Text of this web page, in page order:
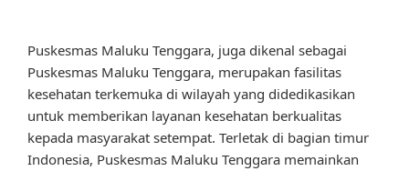
Puskesmas Maluku Tenggara, juga dikenal sebagai
Puskesmas Maluku Tenggara, merupakan fasilitas
kesehatan terkemuka di wilayah yang didedikasikan
untuk memberikan layanan kesehatan berkualitas
kepada masyarakat setempat. Terletak di bagian timur
Indonesia, Puskesmas Maluku Tenggara memainkan